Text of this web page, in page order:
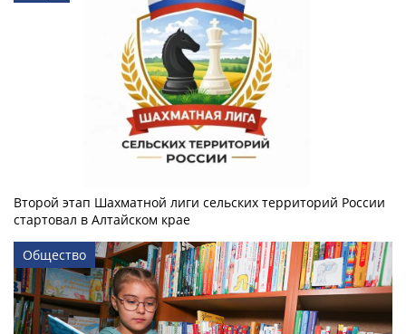
Второй этап Шахматной лиги сельских территорий России
стартовал в Алтайском крае
Общество